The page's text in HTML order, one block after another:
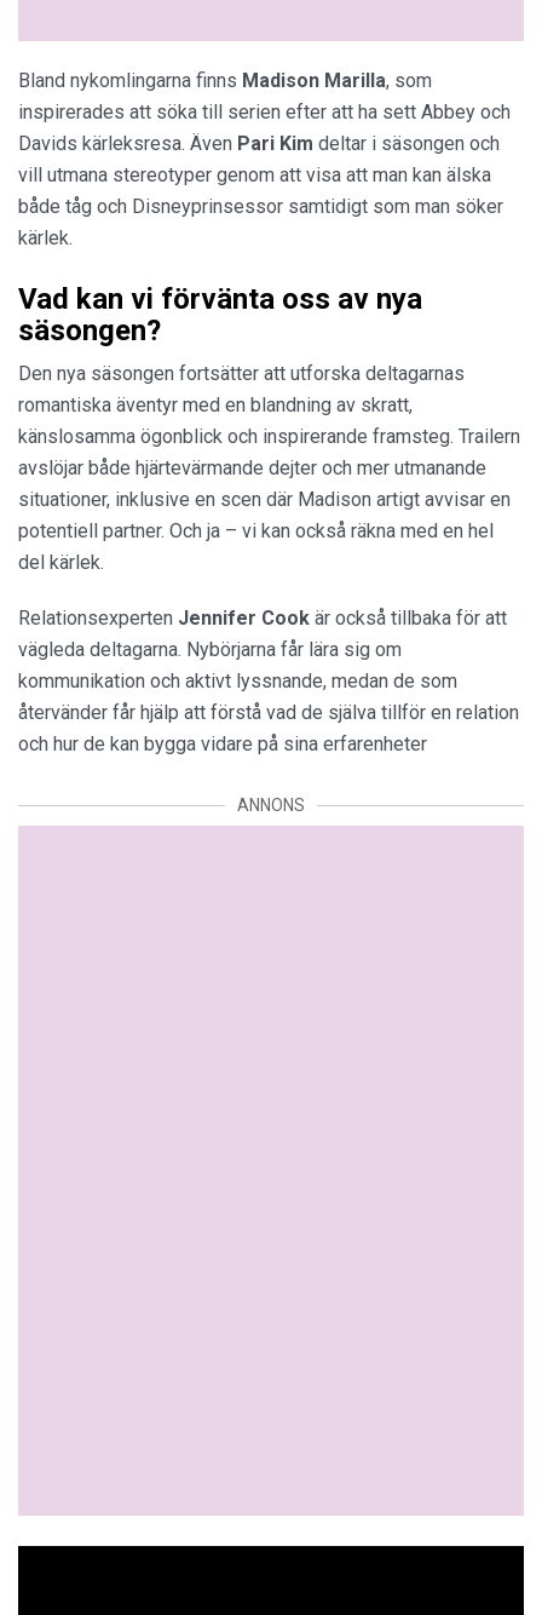
Bland nykomlingarna finns Madison Marilla, som
inspirerades att söka till serien efter att ha sett Abbey och
Davids kärleksresa. Även Pari Kim deltar i säsongen och
vill utmana stereotyper genom att visa att man kan älska
både tåg och Disneyprinsessor samtidigt som man söker
kärlek​.
Vad kan vi förvänta oss av nya
säsongen?
Den nya säsongen fortsätter att utforska deltagarnas
romantiska äventyr med en blandning av skratt,
känslosamma ögonblick och inspirerande framsteg. Trailern
avslöjar både hjärtevärmande dejter och mer utmanande
situationer, inklusive en scen där Madison artigt avvisar en
potentiell partner. Och ja – vi kan också räkna med en hel
del kärlek.
Relationsexperten Jennifer Cook är också tillbaka för att
vägleda deltagarna. Nybörjarna får lära sig om
kommunikation och aktivt lyssnande, medan de som
återvänder får hjälp att förstå vad de själva tillför en relation
och hur de kan bygga vidare på sina erfarenheter​
ANNONS